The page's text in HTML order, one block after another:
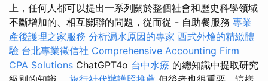
上，任何人都可以提出一系列關於整個社會和歷史科學領域
不斷增加的、相互關聯的問題，從而從 - 自助餐服務 專業
產後護理之家服務 分析漏水原因的專家 西式外燴的精緻體
驗 台北專業徵信社 Comprehensive Accounting Firm
CPA Solutions ChatGPT4o 台中水療 的總知識中提取研究